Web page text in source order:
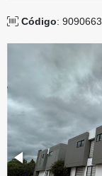
Código: 9090663